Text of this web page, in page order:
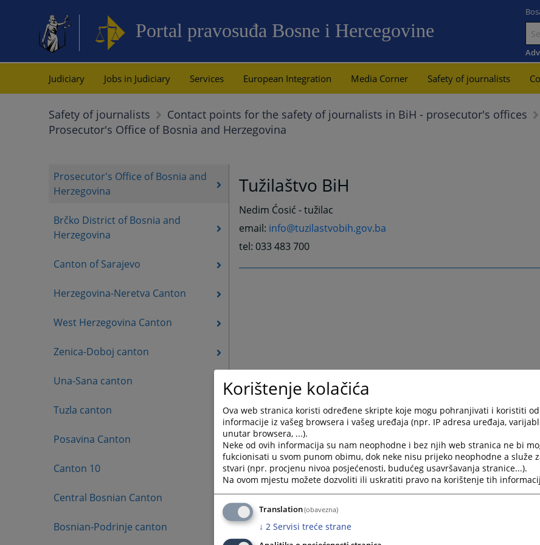
Portal pravosuđa Bosne i Hercegovine
main
content
Judiciary Jobs in Judiciary Services European Integration Media Corner Safety of journalists
Safety of journalists
Contact points for the safety of journalists in BiH - prosecutor's offices
Prosecutor's Office of Bosnia and Herzegovina
Prosecutor's Office of Bosnia and
Herzegovina
Brčko District of Bosnia and
Herzegovina
Canton of Sarajevo
Herzegovina-Neretva Canton
West Herzegovina Canton
Zenica-Doboj canton
Una-Sana canton
Tuzla canton
Posavina Canton
Canton 10
Central Bosnian Canton
Bosnian-Podrinje canton
Tužilaštvo BiH
Nedim Ćosić - tužilac
email: info@tuzilastvobih.gov.ba
tel: 033 483 700
Korištenje kolačića
Ova web stranica koristi određene skripte koje mogu pohranjivati i koristiti
informacije iz vašeg browsera i vašeg uređaja (npr. IP adresa uređaja,
unutar browsera, ...).
Neke od ovih informacija su nam neophodne i bez njih web stranica ne bi
fukcionisati u svom punom obimu, dok neke nisu prijeko neophodne a služe
stvari (npr. procjenu nivoa posjećenosti, budućeg usavršavanja stranice...).
Na ovom mjestu možete dozvoliti ili uskratiti pravo na korištenje tih
Translation(obavezna)
↓ 2 Servisi treće strane